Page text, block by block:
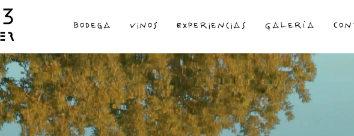
Bodega Vinos Experiencias Galería